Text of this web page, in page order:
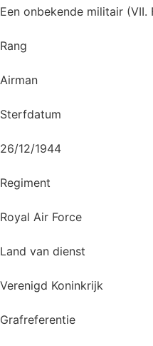
Een onbekende militair (VII.
Rang
Airman
Sterfdatum
26/12/1944
Regiment
Royal Air Force
Land van dienst
Verenigd Koninkrijk
Grafreferentie